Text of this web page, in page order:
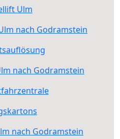
Ulm
nach Godramstein
nach Godramstein
nach Godramstein